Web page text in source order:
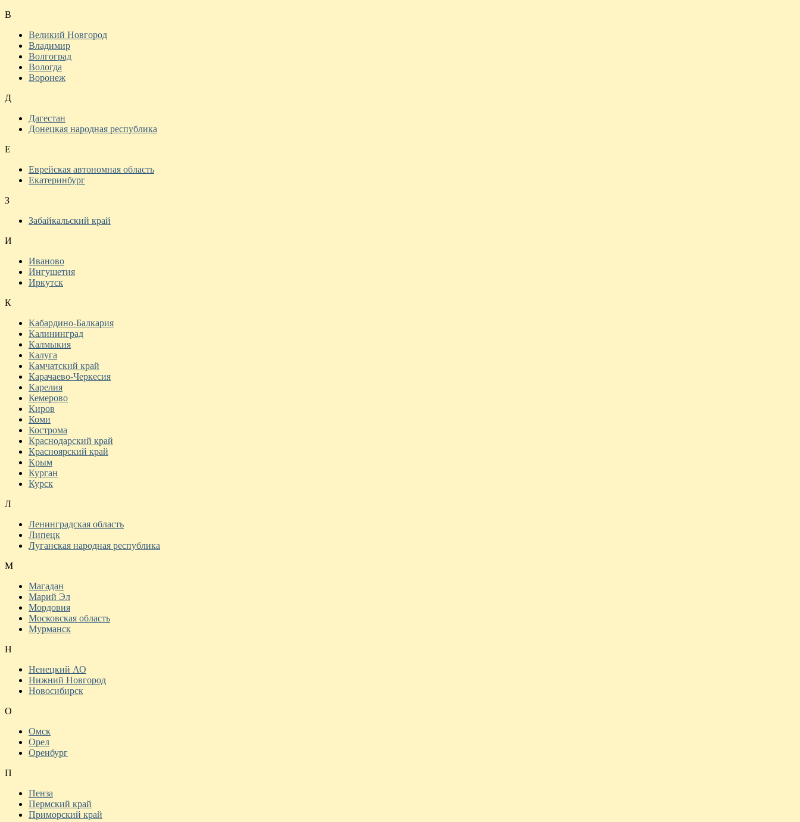
В
Великий Новгород
Владимир
Волгоград
Вологда
Воронеж
Д
Дагестан
Донецкая народная республика
Е
Еврейская автономная область
Екатеринбург
З
Забайкальский край
И
Иваново
Ингушетия
Иркутск
К
Кабардино-Балкария
Калининград
Калмыкия
Калуга
Камчатский край
Карачаево-Черкесия
Карелия
Кемерово
Киров
Коми
Кострома
Краснодарский край
Красноярский край
Крым
Курган
Курск
Л
Ленинградская область
Липецк
Луганская народная республика
М
Магадан
Марий Эл
Мордовия
Московская область
Мурманск
Н
Ненецкий АО
Нижний Новгород
Новосибирск
О
Омск
Орел
Оренбург
П
Пенза
Пермский край
Приморский край